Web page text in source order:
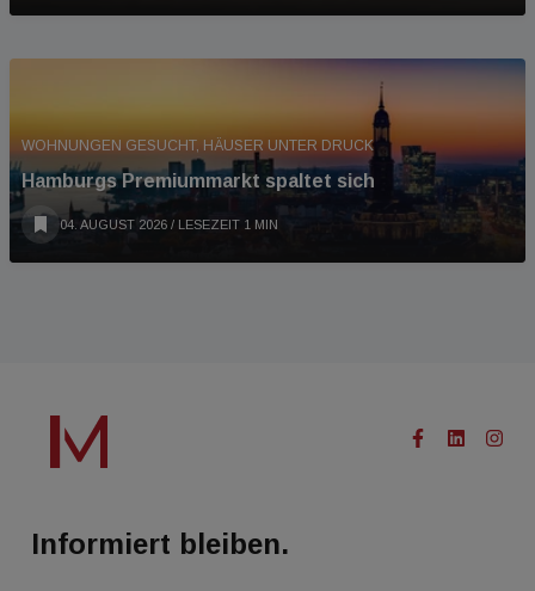
WOHNUNGEN GESUCHT, HÄUSER UNTER DRUCK
Hamburgs Premiummarkt spaltet sich
04. AUGUST 2026 / LESEZEIT 1 MIN
Informiert bleiben.